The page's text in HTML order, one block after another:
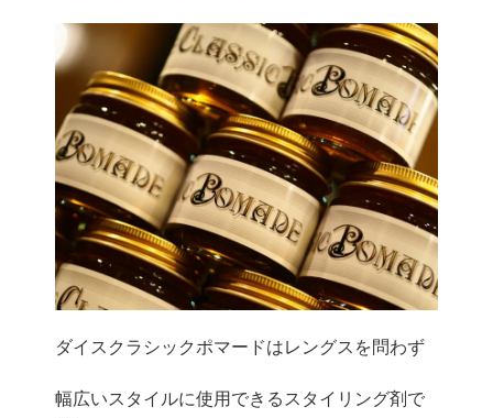
ダイスクラシックポマードはレングスを問わず
幅広いスタイルに使用できるスタイリング剤で